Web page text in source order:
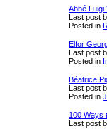
Abbé Luigi
Last post
Posted in
Elfor
Last post
Posted in
Béatrice
Last post
Posted in
100 Ways
Last post